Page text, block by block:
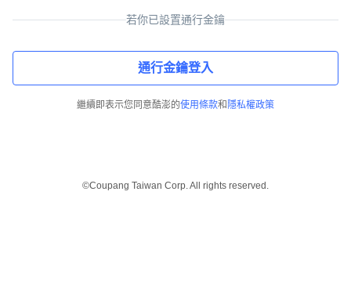
若你已設置通行金鑰
通行金鑰登入
繼續即表示您同意酷澎的使用條款和 隱私權政策
©Coupang Taiwan Corp. All rights reserved.